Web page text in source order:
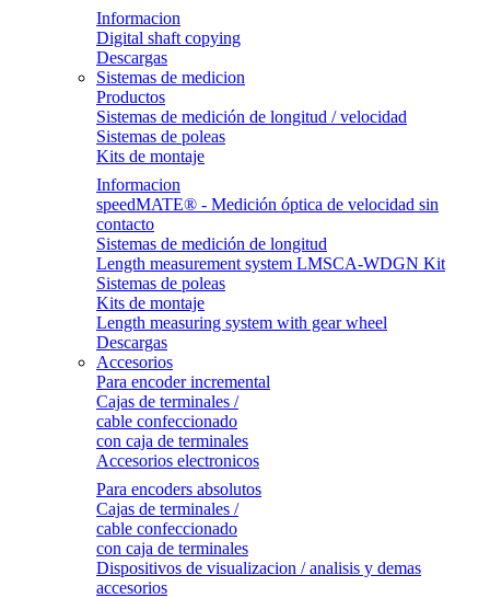
Informacion
Digital shaft copying
Descargas
Sistemas de medicion
Productos
Sistemas de medición de longitud / velocidad
Sistemas de poleas
Kits de montaje
Informacion
speedMATE® - Medición óptica de velocidad sin
contacto
Sistemas de medición de longitud
Length measurement system LMSCA-WDGN Kit
Sistemas de poleas
Kits de montaje
Length measuring system with gear wheel
Descargas
Accesorios
Para encoder incremental
Cajas de terminales /
cable confeccionado
con caja de terminales
Accesorios electronicos
Para encoders absolutos
Cajas de terminales /
cable confeccionado
con caja de terminales
Dispositivos de visualizacion / analisis y demas
accesorios